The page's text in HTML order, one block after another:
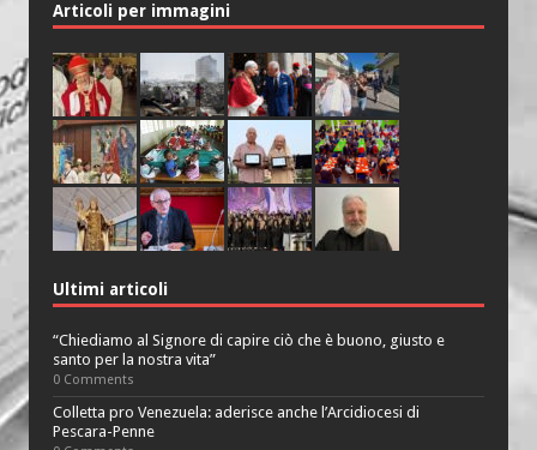
Articoli per immagini
Ultimi articoli
“Chiediamo al Signore di capire ciò che è buono, giusto e
santo per la nostra vita”
0 Comments
Colletta pro Venezuela: aderisce anche l’Arcidiocesi di
Pescara-Penne